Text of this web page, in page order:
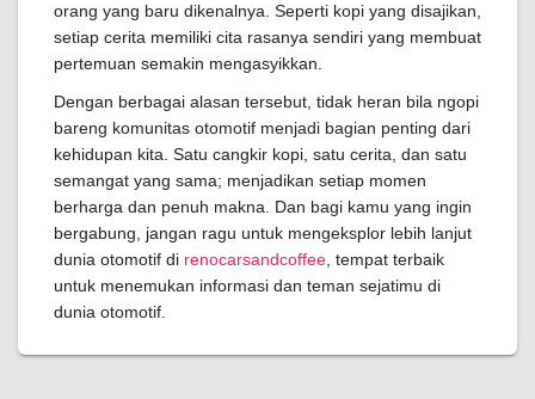
orang yang baru dikenalnya. Seperti kopi yang disajikan,
setiap cerita memiliki cita rasanya sendiri yang membuat
pertemuan semakin mengasyikkan.
Dengan berbagai alasan tersebut, tidak heran bila ngopi
bareng komunitas otomotif menjadi bagian penting dari
kehidupan kita. Satu cangkir kopi, satu cerita, dan satu
semangat yang sama; menjadikan setiap momen
berharga dan penuh makna. Dan bagi kamu yang ingin
bergabung, jangan ragu untuk mengeksplor lebih lanjut
dunia otomotif di renocarsandcoffee , tempat terbaik
untuk menemukan informasi dan teman sejatimu di
dunia otomotif.